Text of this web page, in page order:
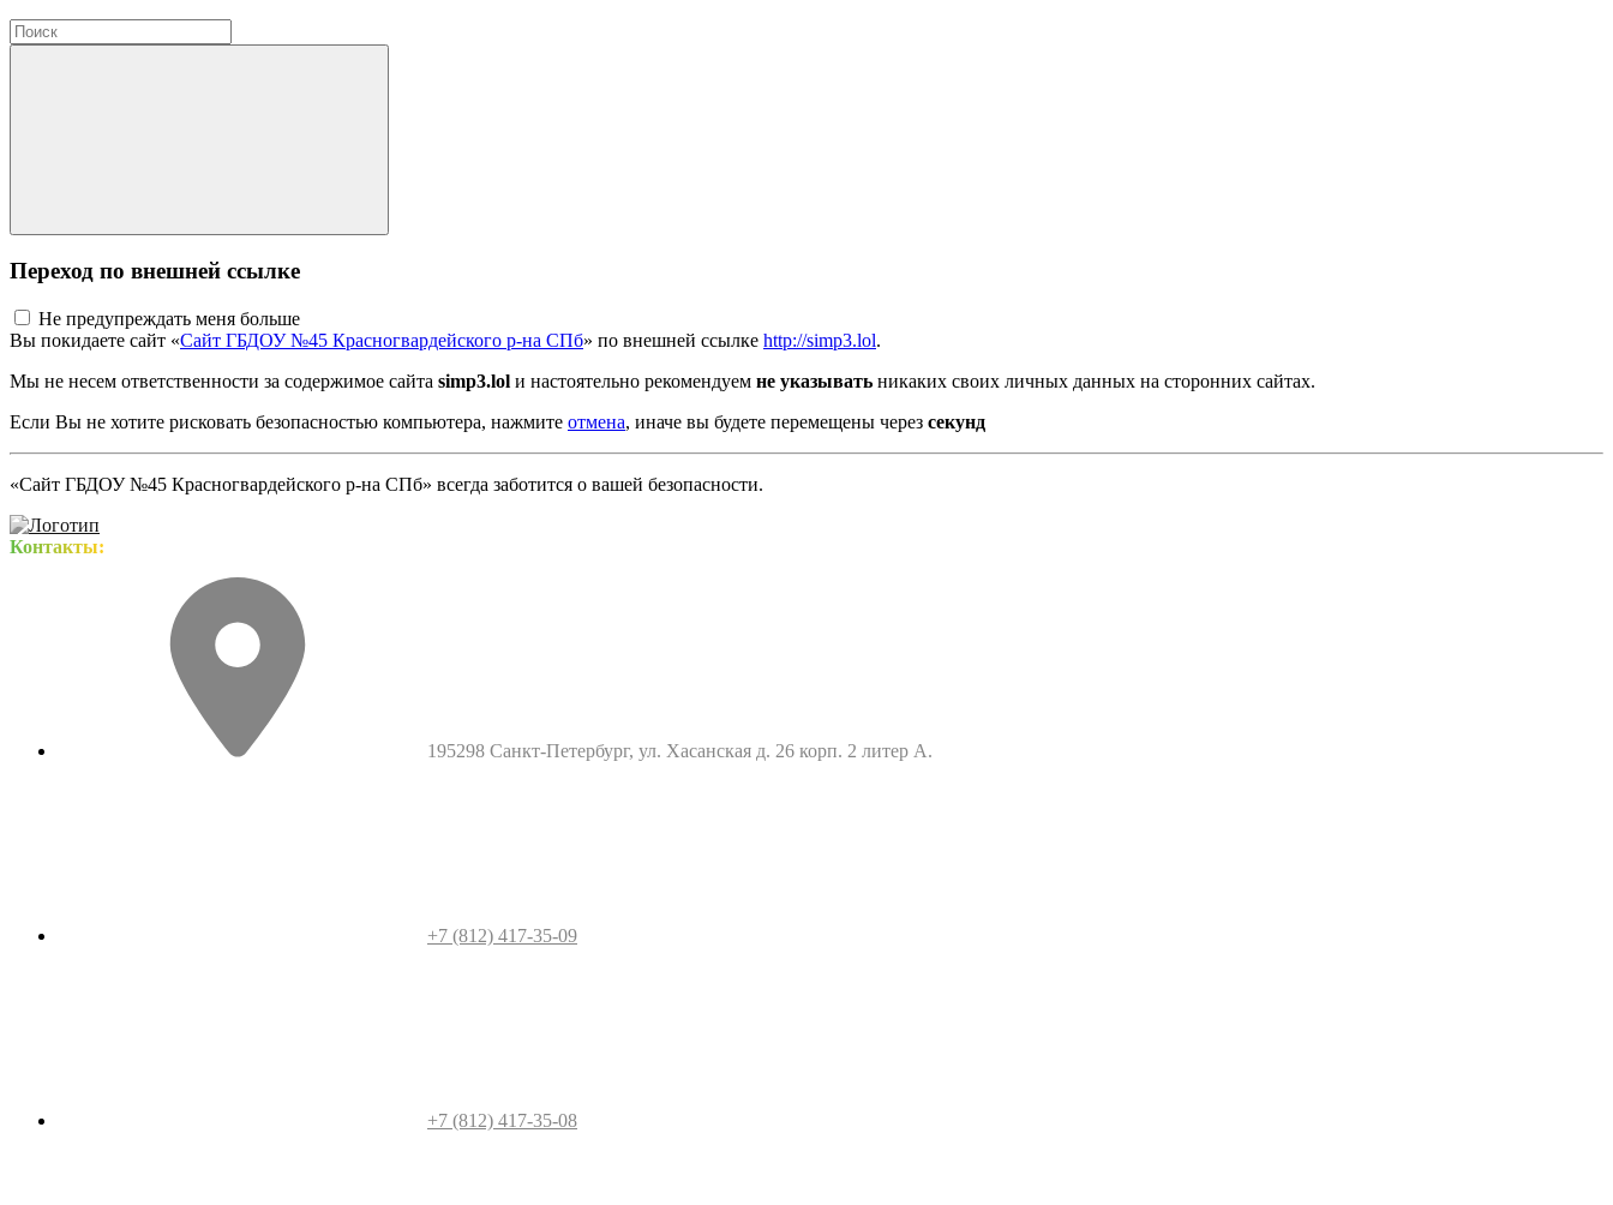
Переход по внешней ссылке
Не предупреждать меня больше
Вы покидаете сайт «Сайт ГБДОУ №45 Красногвардейского р-на СПб» по внешней ссылке http://simp3.lol.
Мы не несем ответственности за содержимое сайта simp3.lol и настоятельно рекомендуем не указывать никаких своих личных данных на сторонних сайтах.
Если Вы не хотите рисковать безопасностью компьютера, нажмите отмена, иначе вы будете перемещены через секунд
«Сайт ГБДОУ №45 Красногвардейского р-на СПб» всегда заботится о вашей безопасности.
Контакты:
195298 Санкт-Петербург, ул. Хасанская д. 26 корп. 2 литер А.
+7 (812) 417-35-09
+7 (812) 417-35-08